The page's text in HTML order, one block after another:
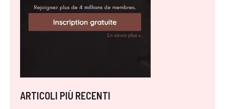
ARTICOLI PIÙ RECENTI